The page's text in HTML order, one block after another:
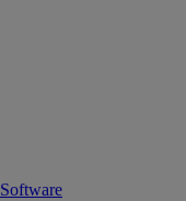
Software